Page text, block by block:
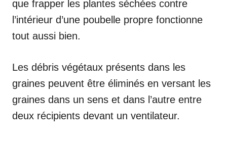
que frapper les plantes séchées contre
l’intérieur d’une poubelle propre fonctionne
tout aussi bien.
Les débris végétaux présents dans les
graines peuvent être éliminés en versant les
graines dans un sens et dans l’autre entre
deux récipients devant un ventilateur.